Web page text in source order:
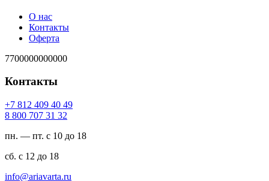
О нас
Контакты
Оферта
7700000000000
Контакты
94 04 904 218 7+
23 13 707 008 8
пн. — пт. с 10 до 18
сб. с 12 до 18
ur.atravaira@ofni